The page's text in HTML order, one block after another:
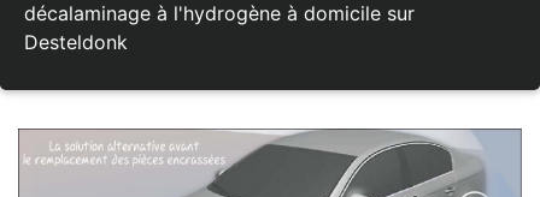
décalaminage à l'hydrogène à domicile sur
Desteldonk